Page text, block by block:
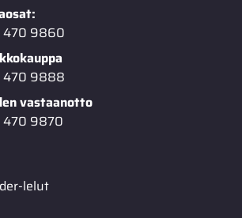
470 9860
470 9888
vastaanotto
470 9870
lelut